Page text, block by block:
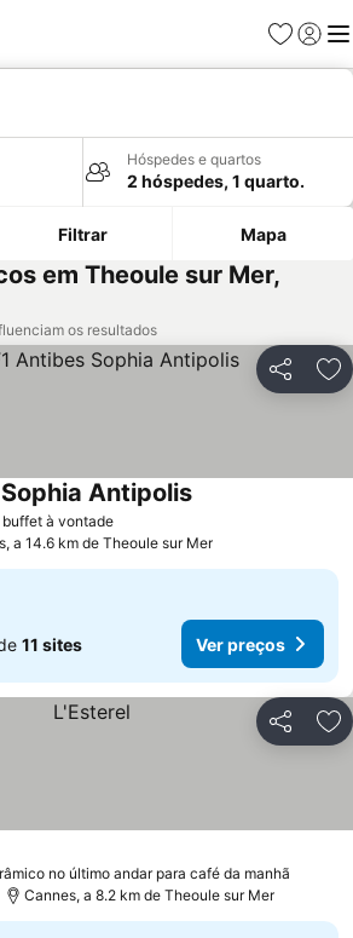
Favoritos
Iniciar
Hóspedes e quartos
2 hóspedes, 1 quarto.
Filtrar Mapa
em Theoule sur Mer,
os resultados
Partilhar
à vontade
Antipolis
a 14.6 km de Theoule sur Mer
11 sites Ver preços
Partilhar
no último andar para café da manhã
Cannes, a 8.2 km de Theoule sur Mer